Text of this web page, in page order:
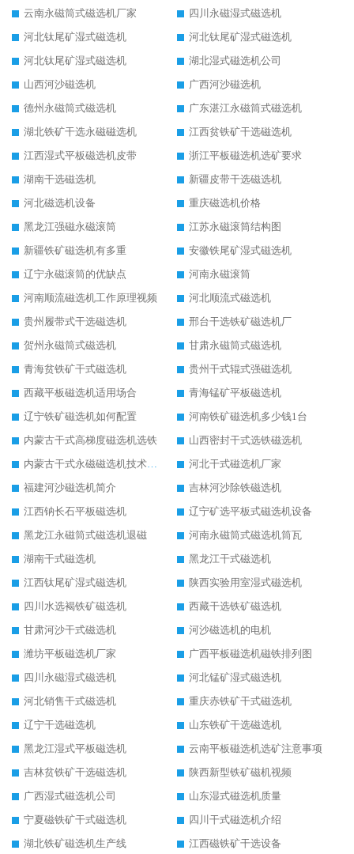
云南永磁筒式磁选机厂家
四川永磁湿式磁选机
河北钛尾矿湿式磁选机
河北钛尾矿湿式磁选机
河北钛尾矿湿式磁选机
湖北湿式磁选机公司
山西河沙磁选机
广西河沙磁选机
德州永磁筒式磁选机
广东湛江永磁筒式磁选机
湖北铁矿干选永磁磁选机
江西贫铁矿干选磁选机
江西湿式平板磁选机皮带
浙江平板磁选机选矿要求
湖南干选磁选机
新疆皮带干选磁选机
河北磁选机设备
重庆磁选机价格
黑龙江强磁永磁滚筒
江苏永磁滚筒结构图
新疆铁矿磁选机有多重
安徽铁尾矿湿式磁选机
辽宁永磁滚筒的优缺点
河南永磁滚筒
河南顺流磁选机工作原理视频
河北顺流式磁选机
贵州履带式干选磁选机
邢台干选铁矿磁选机厂
贺州永磁筒式磁选机
甘肃永磁筒式磁选机
青海贫铁矿干式磁选机
贵州干式辊式强磁选机
西藏平板磁选机适用场合
青海锰矿平板磁选机
辽宁铁矿磁选机如何配置
河南铁矿磁选机多少钱1台
内蒙古干式高梯度磁选机选铁
山西密封干式选铁磁选机
内蒙古干式永磁磁选机技术要求
河北干式磁选机厂家
福建河沙磁选机简介
吉林河沙除铁磁选机
江西钠长石平板磁选机
辽宁矿选平板式磁选机设备
黑龙江永磁筒式磁选机退磁
河南永磁筒式磁选机筒瓦
湖南干式磁选机
黑龙江干式磁选机
江西钛尾矿湿式磁选机
陕西实验用室湿式磁选机
四川水选褐铁矿磁选机
西藏干选铁矿磁选机
甘肃河沙干式磁选机
河沙磁选机的电机
潍坊平板磁选机厂家
广西平板磁选机磁铁排列图
四川永磁湿式磁选机
河北锰矿湿式磁选机
河北销售干式磁选机
重庆赤铁矿干式磁选机
辽宁干选磁选机
山东铁矿干选磁选机
黑龙江湿式平板磁选机
云南平板磁选机选矿注意事项
吉林贫铁矿干选磁选机
陕西新型铁矿磁机视频
广西湿式磁选机公司
山东湿式磁选机质量
宁夏磁铁矿干式磁选机
四川干式磁选机介绍
湖北铁矿磁选机生产线
江西磁铁矿干选设备